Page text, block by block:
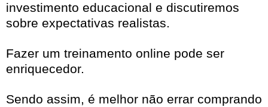
investimento educacional e discutiremos
sobre expectativas realistas.
Fazer um treinamento online pode ser
enriquecedor.
Sendo assim, é melhor não errar comprando